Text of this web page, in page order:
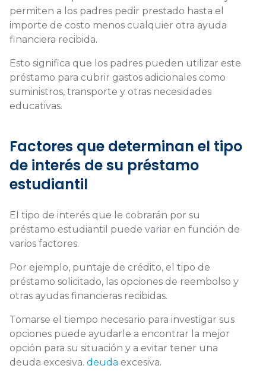
permiten a los padres pedir prestado hasta el
importe de costo menos cualquier otra ayuda
financiera recibida.
Esto significa que los padres pueden utilizar este
préstamo para cubrir gastos adicionales como
suministros, transporte y otras necesidades
educativas.
Factores que determinan el tipo
de interés de su préstamo
estudiantil
El tipo de interés que le cobrarán por su
préstamo estudiantil puede variar en función de
varios factores.
Por ejemplo, puntaje de crédito, el tipo de
préstamo solicitado, las opciones de reembolso y
otras ayudas financieras recibidas.
Tomarse el tiempo necesario para investigar sus
opciones puede ayudarle a encontrar la mejor
opción para su situación y a evitar tener una
deuda excesiva. deuda excesiva.